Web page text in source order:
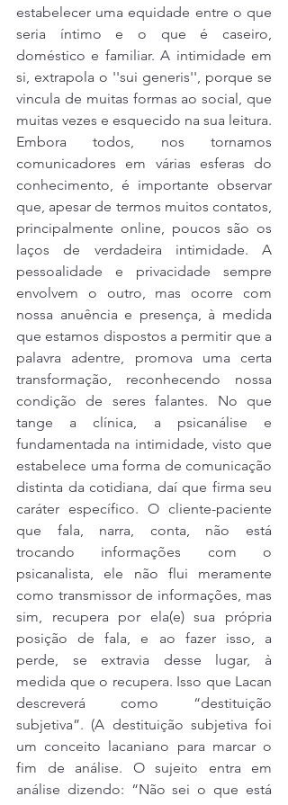
estabelecer uma equidade entre o que
seria íntimo e o que é caseiro,
doméstico e familiar. A intimidade em
si, extrapola o ''sui generis'', porque se
vincula de muitas formas ao social, que
muitas vezes e esquecido na sua leitura.
Embora todos, nos tornamos
comunicadores em várias esferas do
conhecimento, é importante observar
que, apesar de termos muitos contatos,
principalmente online, poucos são os
laços de verdadeira intimidade. A
pessoalidade e privacidade sempre
envolvem o outro, mas ocorre com
nossa anuência e presença, à medida
que estamos dispostos a permitir que a
palavra adentre, promova uma certa
transformação, reconhecendo nossa
condição de seres falantes. No que
tange a clínica, a psicanálise e
fundamentada na intimidade, visto que
estabelece uma forma de comunicação
distinta da cotidiana, daí que firma seu
caráter específico. O cliente-paciente
que fala, narra, conta, não está
trocando informações com o
psicanalista, ele não flui meramente
como transmissor de informações, mas
sim, recupera por ela(e) sua própria
posição de fala, e ao fazer isso, a
perde, se extravia desse lugar, à
medida que o recupera. Isso que Lacan
descreverá como “destituição
subjetiva”. (A destituição subjetiva foi
um conceito lacaniano para marcar o
fim de análise. O sujeito entra em
análise dizendo: “Não sei o que está